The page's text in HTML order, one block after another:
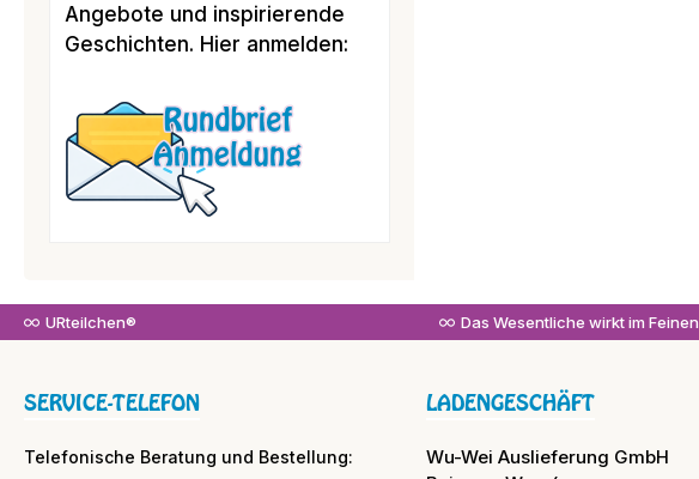
Angebote und inspirierende
Geschichten. Hier anmelden:
URteilchen® Das Wesentliche wirkt im Feinen
SERVICE-TELEFON
Telefonische Beratung und Bestellung:
LADENGESCHÄFT
Wu-Wei Auslieferung GmbH